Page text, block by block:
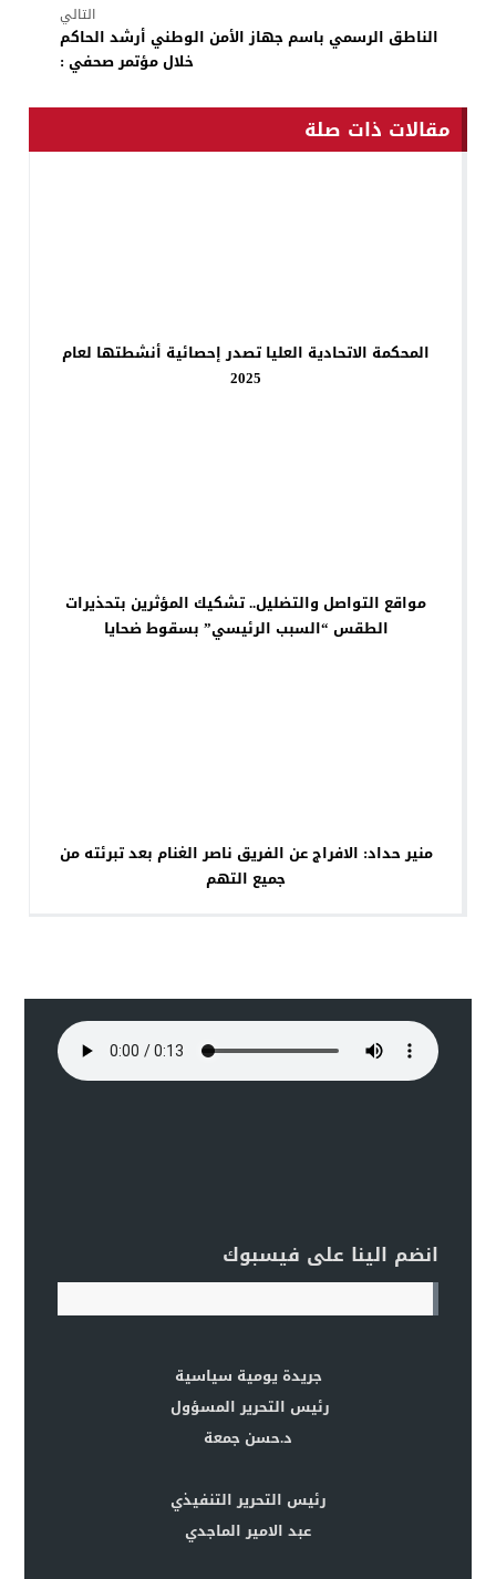
التالي
الناطق الرسمي باسم جهاز الأمن الوطني أرشد الحاكم
خلال مؤتمر صحفي :
مقالات ذات صلة
المحكمة الاتحادية العليا تصدر إحصائية أنشطتها لعام
2025
مواقع التواصل والتضليل.. تشكيك المؤثرين بتحذيرات
الطقس “السبب الرئيسي” بسقوط ضحايا
منير حداد: الافراج عن الفريق ناصر الغنام بعد تبرئته من
جميع التهم
انضم الينا على فيسبوك
جريدة يومية سياسية
رئيس التحرير المسؤول
د.حسن جمعة
رئيس التحرير التنفيذي
عبد الامير الماجدي